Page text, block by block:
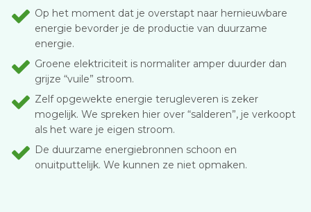
Op het moment dat je overstapt naar hernieuwbare
energie bevorder je de productie van duurzame
energie.
Groene elektriciteit is normaliter amper duurder dan
grijze “vuile” stroom.
Zelf opgewekte energie terugleveren is zeker
mogelijk. We spreken hier over “salderen”, je verkoopt
als het ware je eigen stroom.
De duurzame energiebronnen schoon en
onuitputtelijk. We kunnen ze niet opmaken.